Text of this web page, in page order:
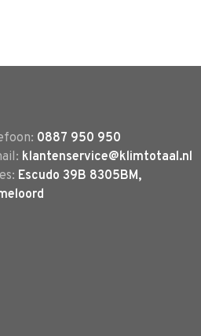
0887 950 950
klantenservice@klimtotaal.nl
Escudo 39B 8305BM,